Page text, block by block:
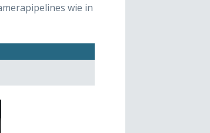
wie in